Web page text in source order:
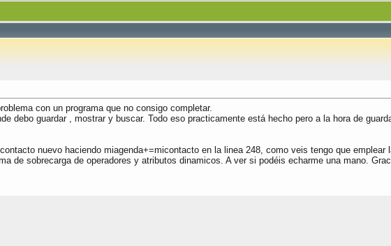
con un programa que no consigo completar.
debo guardar , mostrar y buscar. Todo eso practicamente está hecho pero a la hora de
nuevo haciendo miagenda+=micontacto en la linea 248, como veis tengo que
de sobrecarga de operadores y atributos dinamicos. A ver si podéis echarme una mano.